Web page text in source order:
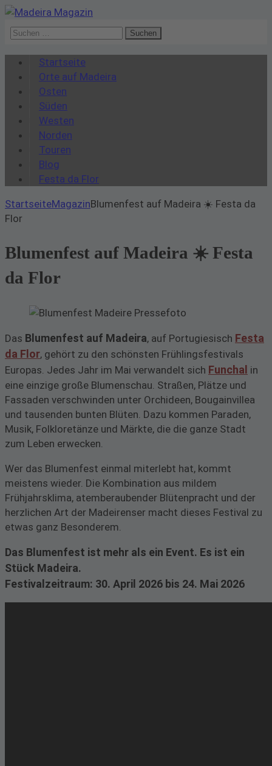
Suchen
Startseite
Orte auf Madeira
Osten
Süden
Westen
Norden
Touren
Blog
Festa da Flor
StartseiteMagazinBlumenfest auf Madeira ☀️ Festa da
Flor
Blumenfest auf Madeira ☀️ Festa
da Flor
Das Blumenfest auf Madeira, auf Portugiesisch Festa
da Flor, gehört zu den schönsten Frühlingsfestivals
Europas. Jedes Jahr im Mai verwandelt sich Funchal in
eine einzige große Blumenschau. Straßen, Plätze und
Fassaden verschwinden unter Orchideen, Bougainvillea
und tausenden bunten Blüten. Dazu kommen Paraden,
Musik, Folkloretänze und Märkte, die die ganze Stadt
zum Leben erwecken.
Wer das Blumenfest einmal miterlebt hat, kommt
meistens wieder. Die Kombination aus mildem
Frühjahrsklima, atemberaubender Blütenpracht und der
herzlichen Art der Madeirenser macht dieses Festival zu
etwas ganz Besonderem.
Das Blumenfest ist mehr als ein Event. Es ist ein
Stück Madeira.
Festivalzeitraum: 30. April 2026 bis 24. Mai 2026